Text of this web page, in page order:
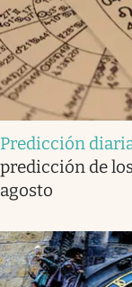
Predicción
predicción de
agosto